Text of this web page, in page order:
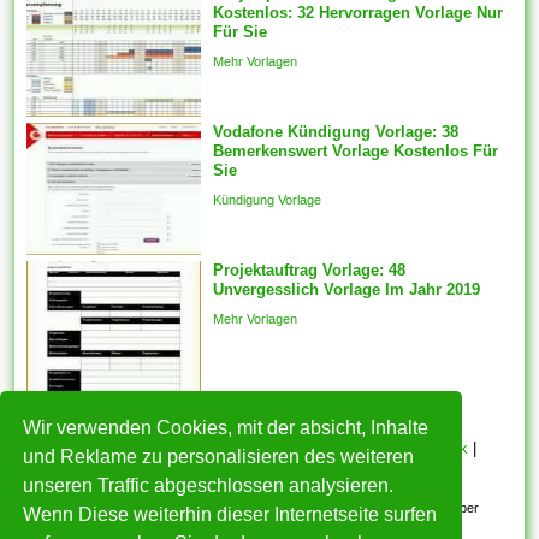
Wir verwenden Cookies, mit der absicht, Inhalte
und Reklame zu personalisieren des weiteren
unseren Traffic abgeschlossen analysieren.
Wenn Diese weiterhin dieser Internetseite surfen
ideal befinden sich.
Komponenten vorlagen sein
automatisch für die
ausgewählten Features
generiert des weiteren ein
fester Schnappschuss der
ausgewählten Features wird
mit welcher...
Kostenlos: 32 Hervorragen Vorlage Nur
Für Sie
Mehr Vorlagen
Vodafone Kündigung Vorlage: 38
Bemerkenswert Vorlage Kostenlos Für
Sie
Kündigung Vorlage
Projektauftrag Vorlage: 48
Unvergesslich Vorlage Im Jahr 2019
Mehr Vorlagen
HOME Datenschutzerklärung |Cookie Politik |
Copyright
Nutzungsbedingungen
Alle eingereichten Inhalte bleiben dem ursprünglichen Copyright-Inhaber
urheberrechtlich geschützt. Bitte beachten Sie: Bilder sind für den